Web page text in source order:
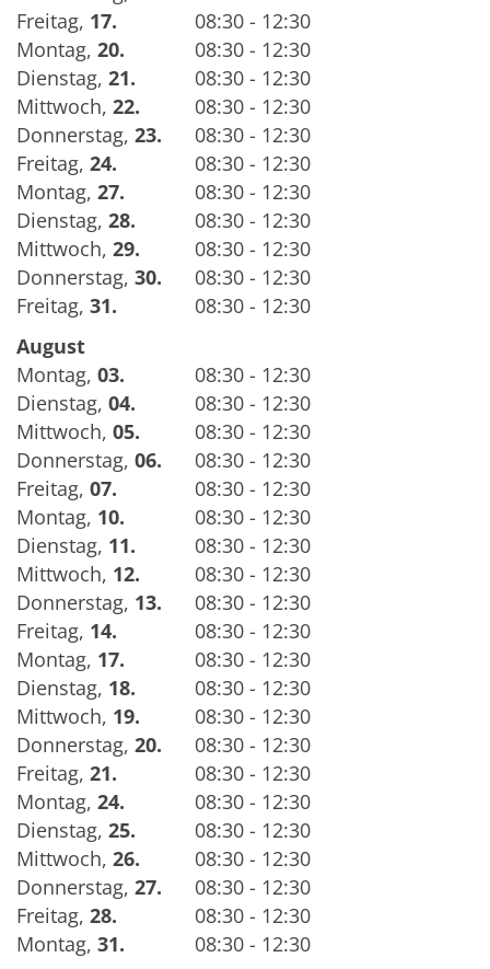
Freitag, 17.
08:30 - 12:30
Montag, 20.
08:30 - 12:30
Dienstag, 21.
08:30 - 12:30
Mittwoch, 22.
08:30 - 12:30
Donnerstag, 23.
08:30 - 12:30
Freitag, 24.
08:30 - 12:30
Montag, 27.
08:30 - 12:30
Dienstag, 28.
08:30 - 12:30
Mittwoch, 29.
08:30 - 12:30
Donnerstag, 30.
08:30 - 12:30
Freitag, 31.
08:30 - 12:30
August
Montag, 03.
08:30 - 12:30
Dienstag, 04.
08:30 - 12:30
Mittwoch, 05.
08:30 - 12:30
Donnerstag, 06.
08:30 - 12:30
Freitag, 07.
08:30 - 12:30
Montag, 10.
08:30 - 12:30
Dienstag, 11.
08:30 - 12:30
Mittwoch, 12.
08:30 - 12:30
Donnerstag, 13.
08:30 - 12:30
Freitag, 14.
08:30 - 12:30
Montag, 17.
08:30 - 12:30
Dienstag, 18.
08:30 - 12:30
Mittwoch, 19.
08:30 - 12:30
Donnerstag, 20.
08:30 - 12:30
Freitag, 21.
08:30 - 12:30
Montag, 24.
08:30 - 12:30
Dienstag, 25.
08:30 - 12:30
Mittwoch, 26.
08:30 - 12:30
Donnerstag, 27.
08:30 - 12:30
Freitag, 28.
08:30 - 12:30
Montag, 31.
08:30 - 12:30